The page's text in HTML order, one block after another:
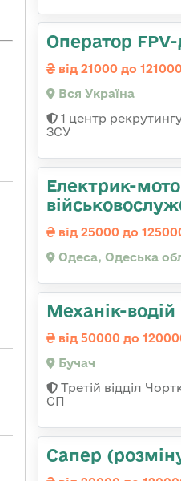
Оператор
від 21000 до
Вся Україна
1 центр
ЗСУ
Електрик-
від 25000 до
Одеса, Одеська
Механік-водій
від 50000 до
Бучач
Третій відділ
СП
Сапер